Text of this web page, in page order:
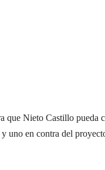
que Nieto Castillo pueda
uno en contra del